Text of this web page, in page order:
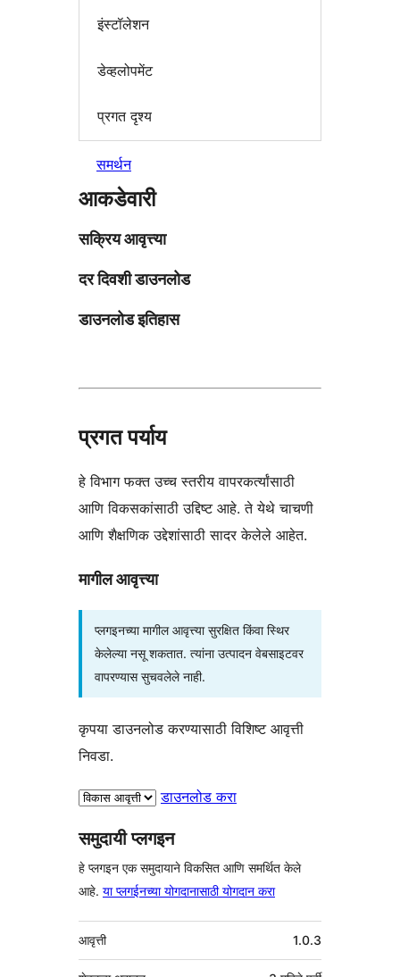
इंस्टॉलेशन
डेव्हलोपमेंट
प्रगत दृश्य
समर्थन
आकडेवारी
सक्रिय आवृत्त्या
दर दिवशी डाउनलोड
डाउनलोड इतिहास
प्रगत पर्याय
हे विभाग फक्त उच्च स्तरीय वापरकर्त्यांसाठी
आणि विकसकांसाठी उद्दिष्ट आहे. ते येथे चाचणी
आणि शैक्षणिक उद्देशांसाठी सादर केलेले आहेत.
मागील आवृत्त्या
प्लगइनच्या मागील आवृत्त्या सुरक्षित किंवा स्थिर
केलेल्या नसू शकतात. त्यांना उत्पादन वेबसाइटवर
वापरण्यास सुचवलेले नाही.
कृपया डाउनलोड करण्यासाठी विशिष्ट आवृत्ती
निवडा.
डाउनलोड करा
समुदायी प्लगइन
हे प्लगइन एक समुदायाने विकसित आणि समर्थित केले
आहे. या प्लगईनच्या योगदानासाठी योगदान करा
मेटा
आवृत्ती 1.0.3